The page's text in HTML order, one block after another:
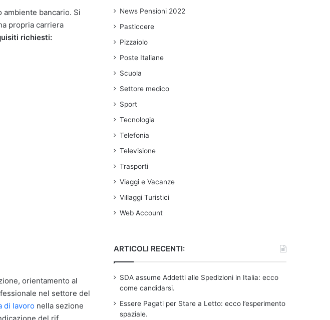
bancario. Si
propria carriera
richiesti:
orientamento al
nel settore del
di lavoro nella sezione
News Pensioni 2022
Pasticcere
Pizzaiolo
Poste Italiane
Scuola
Settore medico
Sport
Tecnologia
Telefonia
Televisione
Trasporti
Viaggi e Vacanze
Villaggi Turistici
Web Account
ARTICOLI RECENTI:
SDA assume Addetti alle Spedizioni in Italia: ecco
come candidarsi.
Essere Pagati per Stare a Letto: ecco l’esperimento
spaziale.